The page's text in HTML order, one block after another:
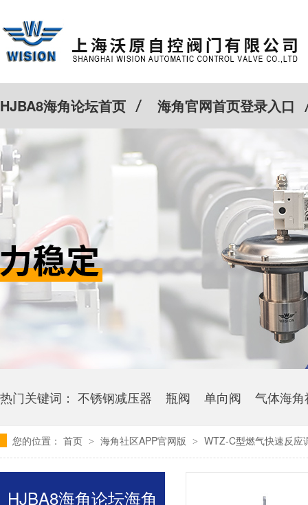
HJBA8海角论坛首页 海角官网首页登录入口
特殊定制 客户案例 Cv计算器
热门关键词： 不锈钢减压器 瓶阀 单向阀 气体海
您的位置： 首页 > 海角社区APP官网版 > WTZ-C型燃气快速反应
HJBA8海角论坛海角